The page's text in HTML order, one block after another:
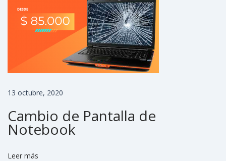
T
C
I
13 octubre, 2020
Cambio de Pantalla de
Notebook
Leer más